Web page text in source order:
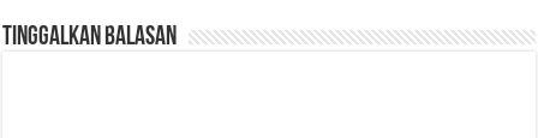
Tinggalkan Balasan